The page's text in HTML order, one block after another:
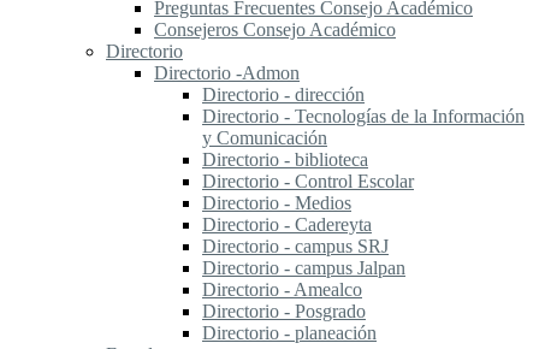
Preguntas Frecuentes Consejo Académico
Consejeros Consejo Académico
Directorio
Directorio -Admon
Directorio - dirección
Directorio - Tecnologías de la Información
y Comunicación
Directorio - biblioteca
Directorio - Control Escolar
Directorio - Medios
Directorio - Cadereyta
Directorio - campus SRJ
Directorio - campus Jalpan
Directorio - Amealco
Directorio - Posgrado
Directorio - planeación